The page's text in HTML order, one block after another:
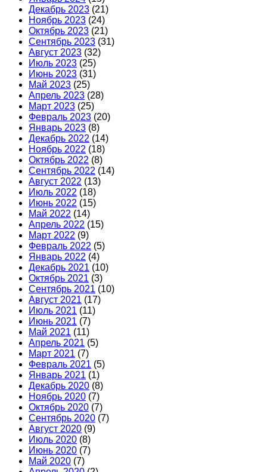
Декабрь 2023 (21)
Ноябрь 2023 (24)
Октябрь 2023 (21)
Сентябрь 2023 (31)
Август 2023 (32)
Июль 2023 (25)
Июнь 2023 (31)
Май 2023 (25)
Апрель 2023 (28)
Март 2023 (25)
Февраль 2023 (20)
Январь 2023 (8)
Декабрь 2022 (14)
Ноябрь 2022 (18)
Октябрь 2022 (8)
Сентябрь 2022 (14)
Август 2022 (13)
Июль 2022 (18)
Июнь 2022 (15)
Май 2022 (14)
Апрель 2022 (15)
Март 2022 (9)
Февраль 2022 (5)
Январь 2022 (4)
Декабрь 2021 (10)
Октябрь 2021 (3)
Сентябрь 2021 (10)
Август 2021 (17)
Июль 2021 (11)
Июнь 2021 (7)
Май 2021 (11)
Апрель 2021 (5)
Март 2021 (7)
Февраль 2021 (5)
Январь 2021 (1)
Декабрь 2020 (8)
Ноябрь 2020 (7)
Октябрь 2020 (7)
Сентябрь 2020 (7)
Август 2020 (9)
Июль 2020 (8)
Июнь 2020 (7)
Май 2020 (7)